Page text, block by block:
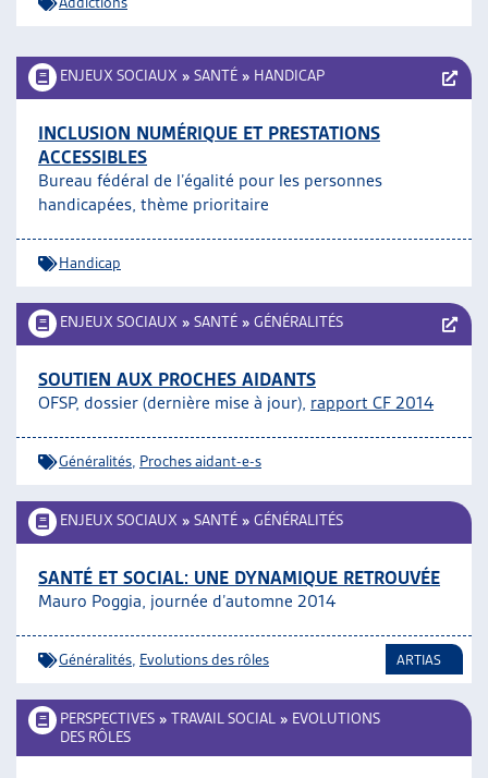
ENJEUX SOCIAUX » SANTÉ » HANDICAP
INCLUSION NUMÉRIQUE ET PRESTATIONS
ACCESSIBLES
Bureau fédéral de l’égalité pour les personnes
handicapées, thème prioritaire
Handicap
ENJEUX SOCIAUX » SANTÉ » GÉNÉRALITÉS
SOUTIEN AUX PROCHES AIDANTS
OFSP, dossier (dernière mise à jour), rapport CF 2014
Généralités Proches aidant-e-s
ENJEUX SOCIAUX » SANTÉ » GÉNÉRALITÉS
SANTÉ ET SOCIAL: UNE DYNAMIQUE RETROUVÉE
Mauro Poggia, journée d’automne 2014
Généralités Evolutions des rôles ARTIAS
PERSPECTIVES » TRAVAIL SOCIAL » EVOLUTIONS
DES RÔLES